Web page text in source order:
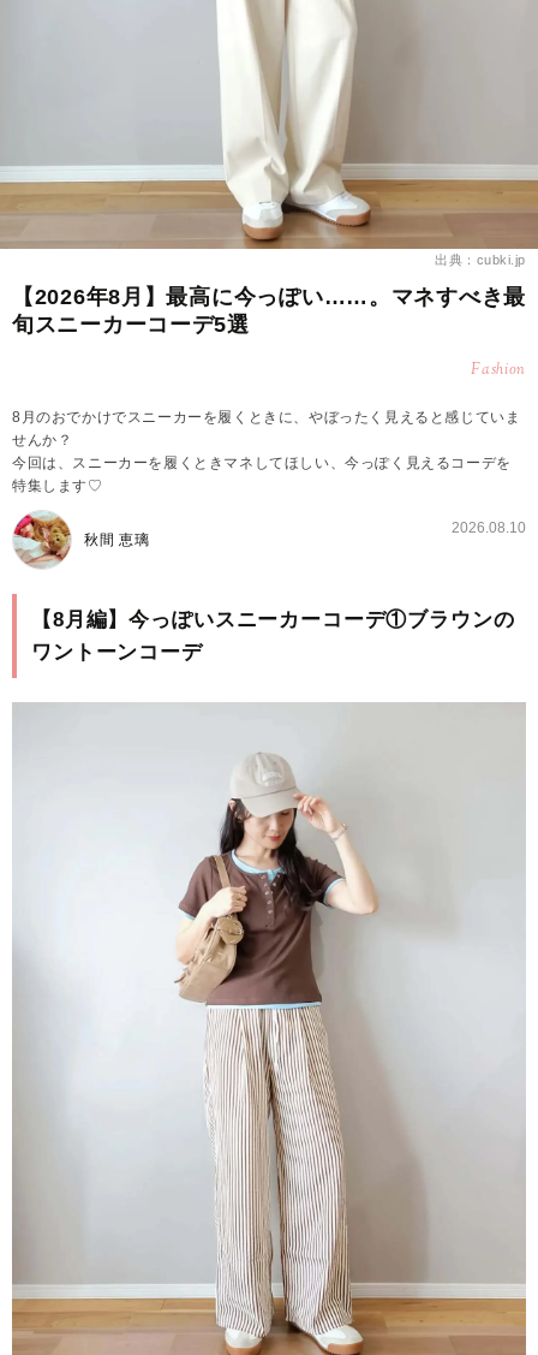
出典：cubki.jp
【2026年8月】最高に今っぽい……。マネすべき最
旬スニーカーコーデ5選
Fashion
8月のおでかけでスニーカーを履くときに、やぼったく見えると感じていま
せんか？
今回は、スニーカーを履くときマネしてほしい、今っぽく見えるコーデを
特集します♡
秋間 恵璃
2026.08.10
【8月編】今っぽいスニーカーコーデ①ブラウンの
ワントーンコーデ